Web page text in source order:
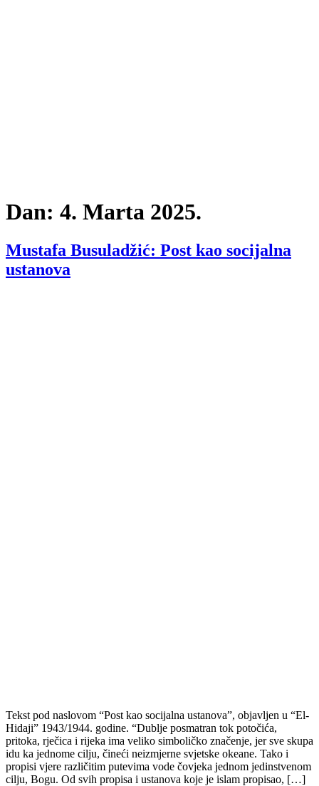
Dan: 4. Marta 2025.
Mustafa Busuladžić: Post kao socijalna
ustanova
Tekst pod naslovom “Post kao socijalna ustanova”, objavljen u “El-
Hidaji” 1943/1944. godine. “Dublje posmatran tok potočića,
pritoka, rječica i rijeka ima veliko simboličko značenje, jer sve skupa
idu ka jednome cilju, čineći neizmjerne svjetske okeane. Tako i
propisi vjere različitim putevima vode čovjeka jednom jedinstvenom
cilju, Bogu. Od svih propisa i ustanova koje je islam propisao, […]